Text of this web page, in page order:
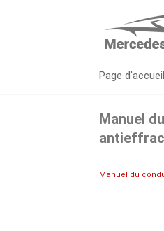
Page d'accueil
Manuel
Manuel du